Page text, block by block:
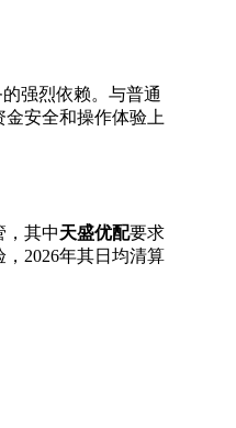
强烈依赖。与普通
安全和操作体验上
，其中天盛优配要求
2026年其日均清算